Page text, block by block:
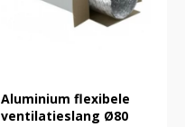
Aluminium flexibele
ventilatieslang Ø80